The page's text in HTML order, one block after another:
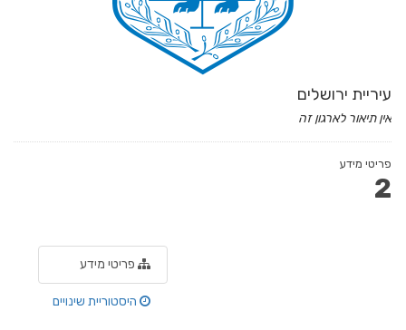
עיריית ירושלים
אין תיאור לארגון זה
פריטי מידע
2
פריטי מידע
היסטוריית שינויים